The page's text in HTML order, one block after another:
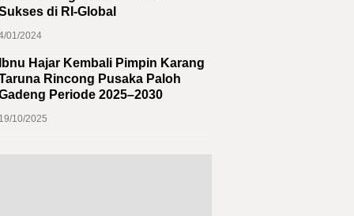
di RI-Global
01/2024
Ibnu Hajar Kembali Pimpin Karang
Rincong Pusaka Paloh
Periode 2025–2030
19/10/2025